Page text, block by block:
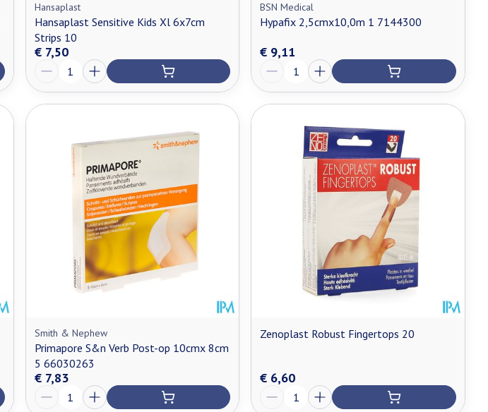
Hansaplast
Hansaplast Sensitive Kids Xl 6x7cm
Strips 10
€ 7,50
Aantal
BSN Medical
Hypafix 2,5cmx10,0m 1 7144300
€ 9,11
Aantal
Smith & Nephew
Primapore S&n Verb Post-op 10cmx 8cm
5 66030263
€ 7,83
Zenoplast Robust Fingertops 20
€ 6,60